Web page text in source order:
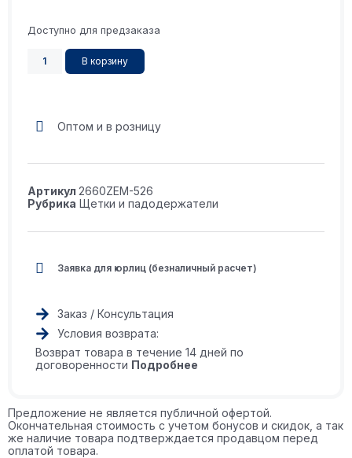
Доступно для предзаказа
В корзину
Оптом и в розницу
Артикул 2660ZEM-526
Рубрика Щетки и падодержатели
Заявка для юрлиц (безналичный расчет)
Заказ / Консультация
Условия возврата:
Возврат товара в течение 14 дней по
договоренности Подробнее
Предложение не является публичной офертой.
Окончательная стоимость с учетом бонусов и скидок, а так
же наличие товара подтверждается продавцом перед
оплатой товара.